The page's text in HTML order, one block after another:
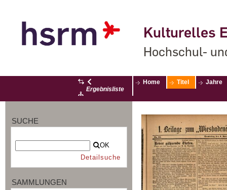
Kulturelles
Hochschul-
Ergebnisliste
Home Titel Jahre
SUCHE
OK
Detailsuche
SAMMLUNGEN